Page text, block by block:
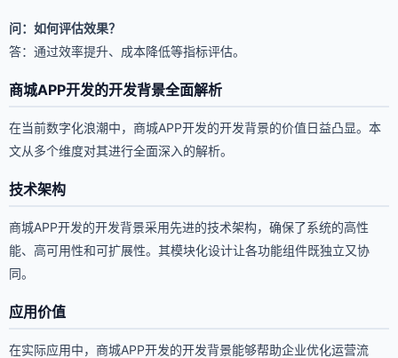
问：如何评估效果？
答：通过效率提升、成本降低等指标评估。
商城APP开发的开发背景全面解析
在当前数字化浪潮中，商城APP开发的开发背景的价值日益凸显。本
文从多个维度对其进行全面深入的解析。
技术架构
商城APP开发的开发背景采用先进的技术架构，确保了系统的高性
能、高可用性和可扩展性。其模块化设计让各功能组件既独立又协
同。
应用价值
在实际应用中，商城APP开发的开发背景能够帮助企业优化运营流